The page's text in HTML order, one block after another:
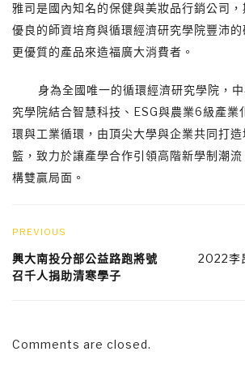
雅司是國內知名的保健與美妝品行銷公司
優良的師資培育與循環經濟研究學院豐沛
更優質的產品來造福廣大消費者。
身為全國唯一的循環經濟研究學院，中
究學院結合智慧科技、ESG與農業6級產業
環與工業循環，由頂尖大學與企業共同打
籃，致力於讓產學合作引領高階新學制潮
構雙贏局面。
PREVIOUS
興大南投分部公益路跑將號
召千人捐助清寒學子
2022李
Comments are closed.